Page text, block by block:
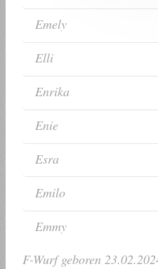
Emely
Elli
Enrika
Enie
Esra
Emilo
Emmy
F-Wurf geboren